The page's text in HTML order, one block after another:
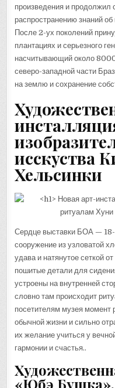
произведения и продолжил
распространению знаний
После 2-ух поколений
плантациях и серьезного
насчитывающий около
северо-западной части
на землю и сохранение
исскуства
Хельсинки
Сердце выставки БОА —
сооружение из узловатой
удава и натянутое сеткой
пошитые детали для
устроены на внутренней
словно там происходит
посетителям музея момент
обычной жизни и сильно
их желание учиться у
гармонии и счастья..
«Юбэ Бушка».